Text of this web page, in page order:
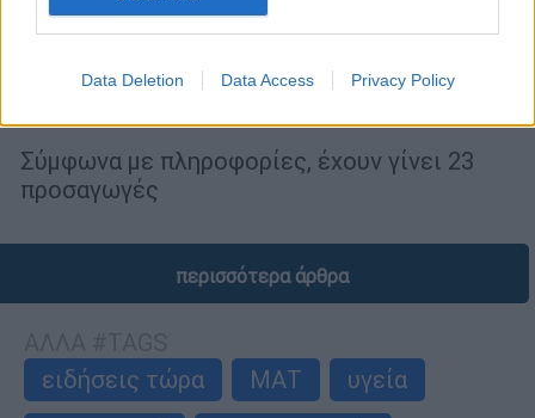
Data Deletion Data Access Privacy Policy
Ελλάδα|14.11.2025 20:28
Στρατιώτη - Χημικά και προσαγωγές
από τα ΜΑΤ
Σύμφωνα με πληροφορίες, έχουν γίνει 23
προσαγωγές
περισσότερα άρθρα
ειδήσεις τώρα
ΜΑΤ
υγεία